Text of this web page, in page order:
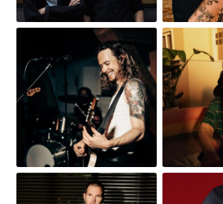
Obrázek Obrázek
Obrázek Obrázek